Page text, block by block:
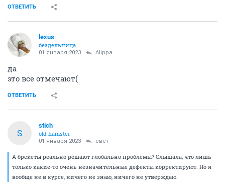
ОТВЕТИТЬ
lexus
бездельница
01 января 2023 Alippa
да
это все отмечают(
ОТВЕТИТЬ
S
stich
old hamster
01 января 2023 свет
А брекеты реально решают глобально проблемы? Слышала, что лишь
только какие-то очень незначительные дефекты корректируют. Но я
вообще не в курсе, ничего не знаю, ничего не утверждаю.